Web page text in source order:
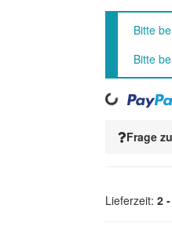
Frage
x
Bitte
Bitte
Loading...
Lieferzeit: 2